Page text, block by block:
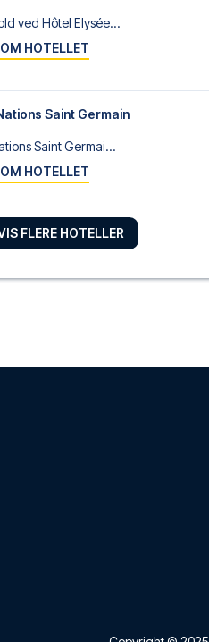
ved Hôtel Elysée...
HOTELLET
Saint Germain
Saint Germai...
HOTELLET
Opera
FLERE HOTELLER